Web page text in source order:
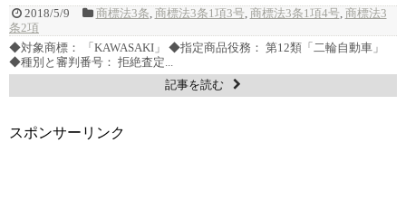
2018/5/9 商標法3条, 商標法3条1項3号, 商標法3条1項4号, 商標法3
条2項
◆対象商標： 「KAWASAKI」 ◆指定商品役務： 第12類「二輪自動車」
◆種別と審判番号： 拒絶査定...
記事を読む
スポンサーリンク